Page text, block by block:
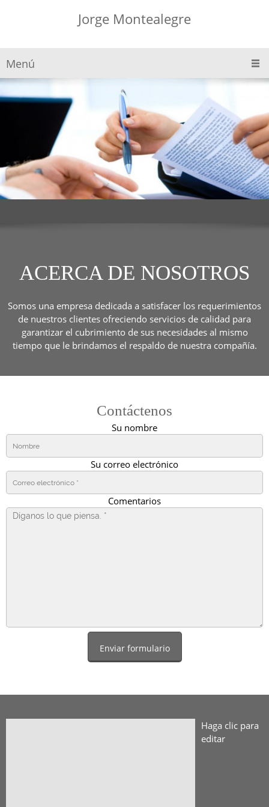
Jorge Montealegre
Menú
ACERCA DE NOSOTROS
Somos una empresa dedicada a satisfacer los requerimientos
de nuestros clientes ofreciendo servicios de calidad para
garantizar el cubrimiento de sus necesidades al mismo
tiempo que le brindamos el respaldo de nuestra compañía.
Contáctenos
Su nombre
Su correo electrónico
Comentarios
Enviar formulario
Haga clic para
editar